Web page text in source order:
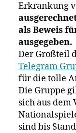
Erkrankung
als Beweis
ausgegeben.
Der Großteil
Telegram
für die tolle
Die Gruppe
sich aus
sind bis